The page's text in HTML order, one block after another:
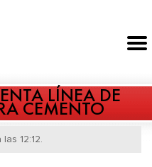
LÍNEA DE
CEMENTO
12:12.